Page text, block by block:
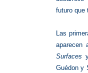
futuro que
Las
aparecen
Surfaces
Guédon y